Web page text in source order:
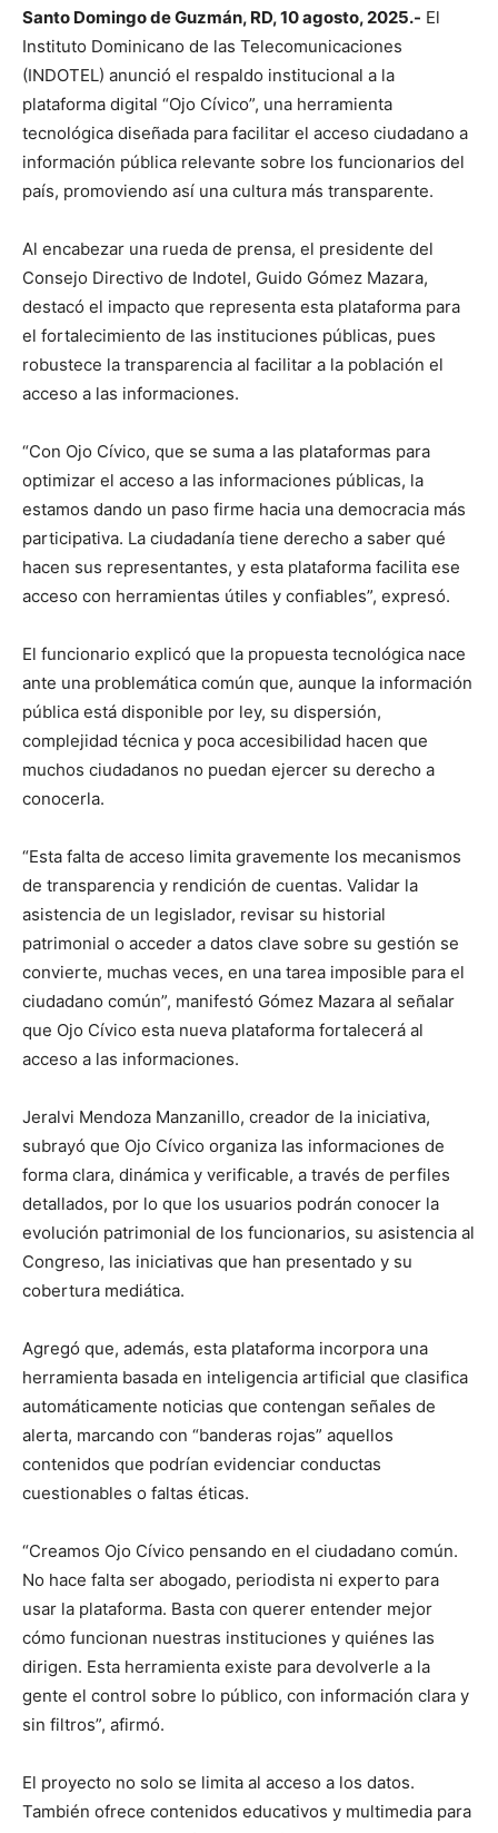
Santo Domingo de Guzmán, RD, 10 agosto, 2025.- El
Instituto Dominicano de las Telecomunicaciones
(INDOTEL) anunció el respaldo institucional a la
plataforma digital “Ojo Cívico”, una herramienta
tecnológica diseñada para facilitar el acceso ciudadano a
información pública relevante sobre los funcionarios del
país, promoviendo así una cultura más transparente.
Al encabezar una rueda de prensa, el presidente del
Consejo Directivo de Indotel, Guido Gómez Mazara,
destacó el impacto que representa esta plataforma para
el fortalecimiento de las instituciones públicas, pues
robustece la transparencia al facilitar a la población el
acceso a las informaciones.
“Con Ojo Cívico, que se suma a las plataformas para
optimizar el acceso a las informaciones públicas, la
estamos dando un paso firme hacia una democracia más
participativa. La ciudadanía tiene derecho a saber qué
hacen sus representantes, y esta plataforma facilita ese
acceso con herramientas útiles y confiables”, expresó.
El funcionario explicó que la propuesta tecnológica nace
ante una problemática común que, aunque la información
pública está disponible por ley, su dispersión,
complejidad técnica y poca accesibilidad hacen que
muchos ciudadanos no puedan ejercer su derecho a
conocerla.
“Esta falta de acceso limita gravemente los mecanismos
de transparencia y rendición de cuentas. Validar la
asistencia de un legislador, revisar su historial
patrimonial o acceder a datos clave sobre su gestión se
convierte, muchas veces, en una tarea imposible para el
ciudadano común”, manifestó Gómez Mazara al señalar
que Ojo Cívico esta nueva plataforma fortalecerá al
acceso a las informaciones.
Jeralvi Mendoza Manzanillo, creador de la iniciativa,
subrayó que Ojo Cívico organiza las informaciones de
forma clara, dinámica y verificable, a través de perfiles
detallados, por lo que los usuarios podrán conocer la
evolución patrimonial de los funcionarios, su asistencia al
Congreso, las iniciativas que han presentado y su
cobertura mediática.
Agregó que, además, esta plataforma incorpora una
herramienta basada en inteligencia artificial que clasifica
automáticamente noticias que contengan señales de
alerta, marcando con “banderas rojas” aquellos
contenidos que podrían evidenciar conductas
cuestionables o faltas éticas.
“Creamos Ojo Cívico pensando en el ciudadano común.
No hace falta ser abogado, periodista ni experto para
usar la plataforma. Basta con querer entender mejor
cómo funcionan nuestras instituciones y quiénes las
dirigen. Esta herramienta existe para devolverle a la
gente el control sobre lo público, con información clara y
sin filtros”, afirmó.
El proyecto no solo se limita al acceso a los datos.
También ofrece contenidos educativos y multimedia para